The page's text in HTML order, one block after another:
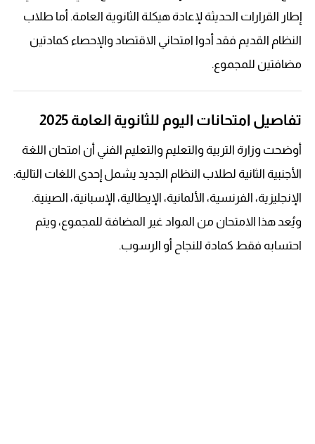
إطار القرارات الحديثة لإعادة هيكلة الثانوية العامة. أما طلاب
النظام القديم فقد أدوا امتحاني الاقتصاد والإحصاء كمادتين
مضافتين للمجموع.
تفاصيل امتحانات اليوم للثانوية العامة 2025
أوضحت وزارة التربية والتعليم والتعليم الفني أن امتحان اللغة
الأجنبية الثانية لطلاب النظام الجديد يشمل إحدى اللغات التالية:
الإنجليزية، الفرنسية، الألمانية، الإيطالية، الإسبانية، الصينية.
ويُعد هذا الامتحان من المواد غير المضافة للمجموع، ويتم
احتسابه فقط كمادة للنجاح أو الرسوب.